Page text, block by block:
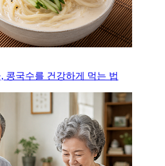
콩국수를 건강하게 먹는 법